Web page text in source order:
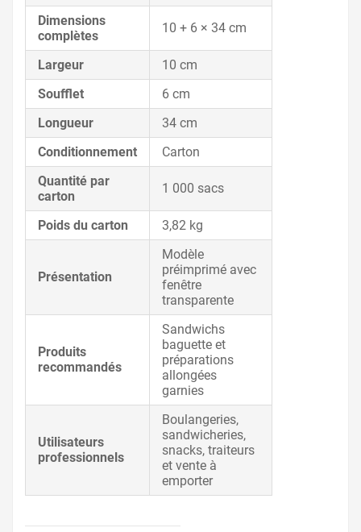
Dimensions
complètes
10 + 6 × 34 cm
Largeur
10 cm
Soufflet
6 cm
Longueur
34 cm
Conditionnement
Carton
Quantité par
carton
1 000 sacs
Poids du carton 3,82 kg
Présentation
Modèle
préimprimé avec
fenêtre
transparente
Produits
recommandés
Sandwichs
baguette et
préparations
allongées
garnies
Utilisateurs
professionnels
Boulangeries,
sandwicheries,
snacks, traiteurs
et vente à
emporter